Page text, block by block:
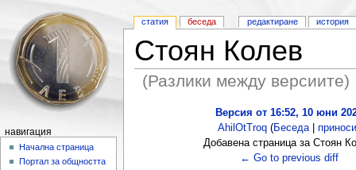
Стоян Колев
(Разлики между версиите)
Версия от 16:52, 10 юни
AhilOtTroq (Беседа|
Добавена страница за Стоян
← Go to previous diff
статия беседа редактиране история
навигация
Начална страница
Портал за общността